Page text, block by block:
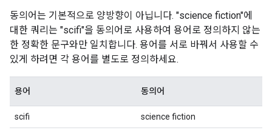
동의어는 기본적으로 양방향이 아닙니다. "science fiction"에
대한 쿼리는 "scifi"을 동의어로 사용하여 용어로 정의하지 않는
한 정확한 문구와만 일치합니다. 용어를 서로 바꿔서 사용할 수
있게 하려면 각 용어를 별도로 정의하세요.
용어 동의어
scifi science fiction